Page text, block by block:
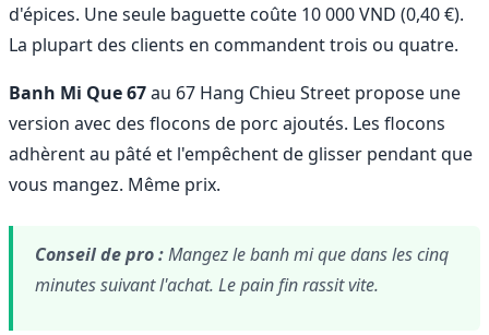
d'épices. Une seule baguette coûte 10 000 VND (0,40 €).
La plupart des clients en commandent trois ou quatre.
Banh Mi Que 67au 67 Hang Chieu Street propose une
version avec des flocons de porc ajoutés. Les flocons
adhèrent au pâté et l'empêchent de glisser pendant que
vous mangez. Même prix.
Conseil de pro :Mangez le banh mi que dans les cinq
minutes suivant l'achat. Le pain fin rassit vite.